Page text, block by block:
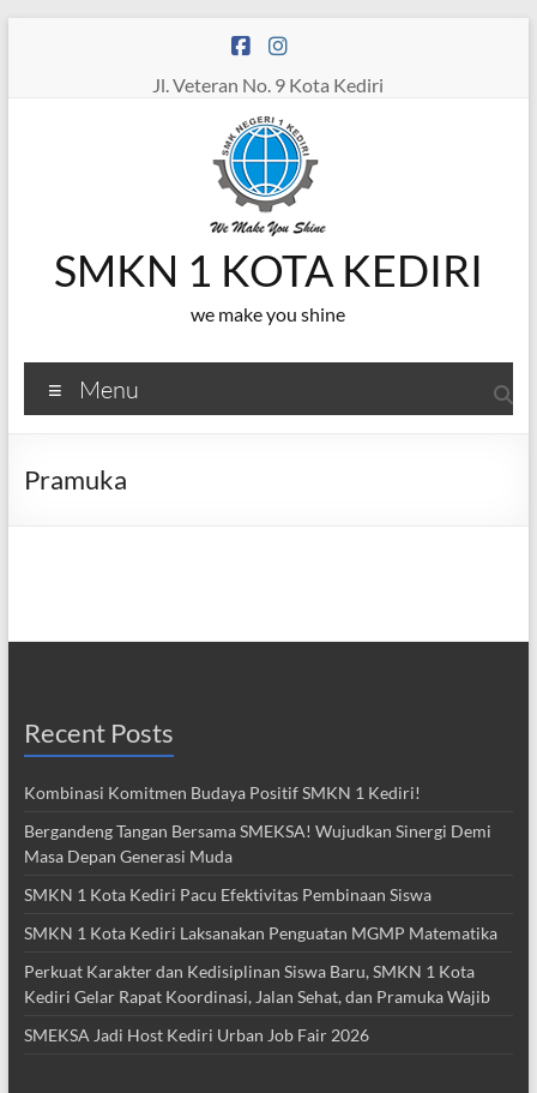
Jl. Veteran No. 9 Kota Kediri
SMKN 1 KOTA KEDIRI
we make you shine
Menu
Pramuka
Recent Posts
Kombinasi Komitmen Budaya Positif SMKN 1 Kediri!
Bergandeng Tangan Bersama SMEKSA! Wujudkan Sinergi Demi
Masa Depan Generasi Muda
SMKN 1 Kota Kediri Pacu Efektivitas Pembinaan Siswa
SMKN 1 Kota Kediri Laksanakan Penguatan MGMP Matematika
Perkuat Karakter dan Kedisiplinan Siswa Baru, SMKN 1 Kota
Kediri Gelar Rapat Koordinasi, Jalan Sehat, dan Pramuka Wajib
SMEKSA Jadi Host Kediri Urban Job Fair 2026